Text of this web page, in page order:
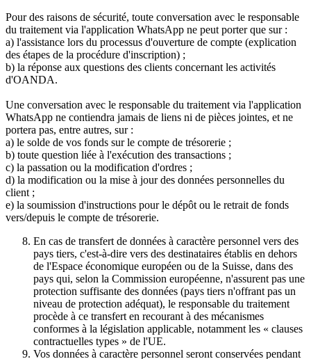
Pour des raisons de sécurité, toute conversation avec le responsable
du traitement via l'application WhatsApp ne peut porter que sur :
a) l'assistance lors du processus d'ouverture de compte (explication
des étapes de la procédure d'inscription) ;
b) la réponse aux questions des clients concernant les activités
d'OANDA.
Une conversation avec le responsable du traitement via l'application
WhatsApp ne contiendra jamais de liens ni de pièces jointes, et ne
portera pas, entre autres, sur :
a) le solde de vos fonds sur le compte de trésorerie ;
b) toute question liée à l'exécution des transactions ;
c) la passation ou la modification d'ordres ;
d) la modification ou la mise à jour des données personnelles du
client ;
e) la soumission d'instructions pour le dépôt ou le retrait de fonds
vers/depuis le compte de trésorerie.
En cas de transfert de données à caractère personnel vers des
pays tiers, c'est-à-dire vers des destinataires établis en dehors
de l'Espace économique européen ou de la Suisse, dans des
pays qui, selon la Commission européenne, n'assurent pas une
protection suffisante des données (pays tiers n'offrant pas un
niveau de protection adéquat), le responsable du traitement
procède à ce transfert en recourant à des mécanismes
conformes à la législation applicable, notamment les « clauses
contractuelles types » de l'UE.
Vos données à caractère personnel seront conservées pendant